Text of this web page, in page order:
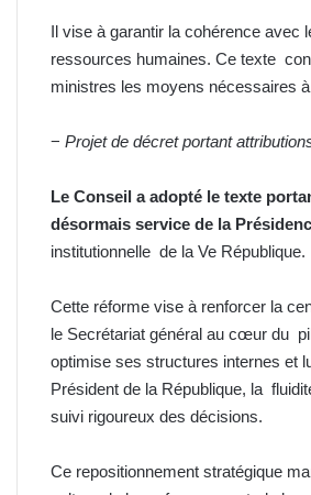
Il vise à garantir la cohérence avec
ressources humaines. Ce texte
ministres les moyens nécessaires
− Projet de décret portant
Le Conseil a adopté le texte
désormais service de la
institutionnelle de la Ve République.
Cette réforme vise à renforcer la
le Secrétariat général au cœur du
optimise ses structures internes et
Président de la République, la
suivi rigoureux des décisions.
Ce repositionnement stratégique